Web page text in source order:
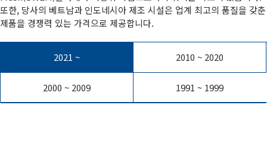
또한, 당사의 베트남과 인도네시아 제조 시설은 업계 최고의 품질을 갖춘
제품을 경쟁력 있는 가격으로 제공합니다.
2021 ~ 2010 ~ 2020
2000 ~ 2009 1991 ~ 1999